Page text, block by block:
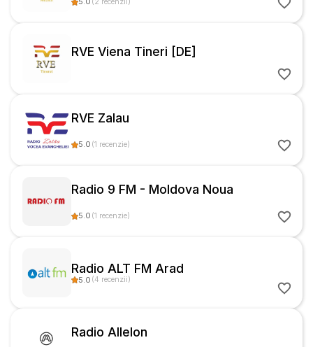
RVE Viena Tineri [DE]
RVE Zalau
5.0 (1 recenzie)
Radio 9 FM - Moldova Noua
5.0 (1 recenzie)
Radio ALT FM Arad
5.0 (4 recenzii)
Radio Allelon